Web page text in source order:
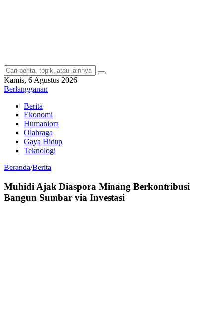
Kamis, 6 Agustus 2026
Berlangganan
Berita
Ekonomi
Humaniora
Olahraga
Gaya Hidup
Teknologi
Beranda/Berita
Muhidi Ajak Diaspora Minang Berkontribusi
Bangun Sumbar via Investasi